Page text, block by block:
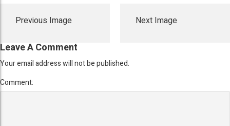
Previous Image Next Image
Leave A Comment
Your email address will not be published.
Comment: